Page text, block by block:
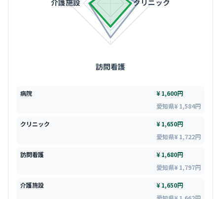
訪問看護
病院
¥ 1,600円
愛知県¥ 1,584円
クリニック
¥ 1,650円
愛知県¥ 1,722円
訪問看護
¥ 1,680円
愛知県¥ 1,797円
介護施設
¥ 1,650円